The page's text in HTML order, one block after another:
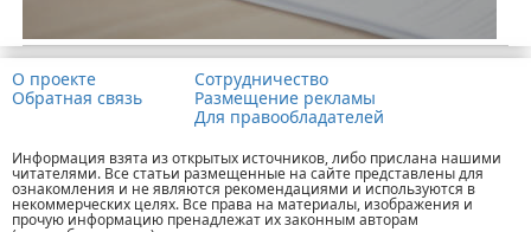
О проекте
Обратная связь
Сотрудничество
Размещение рекламы
Для правообладателей
Информация взята из открытых источников, либо прислана нашими
читателями. Все статьи размещенные на сайте представлены для
ознакомления и не являются рекомендациями и используются в
некоммерческих целях. Все права на материалы, изображения и
прочую информацию пренадлежат их законным авторам